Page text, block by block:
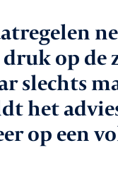
leden
op de
slechts
het
op een